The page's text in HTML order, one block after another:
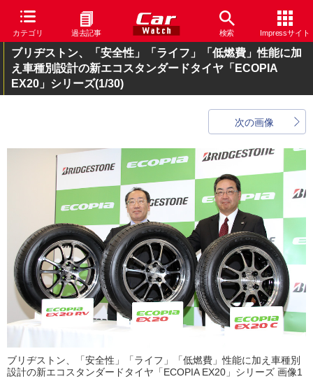
カテゴリ 過去記事 検索 Impressサイト
ブリヂストン、「安全性」「ライフ」「低燃費」性能に加
え車種別設計の新エコスタンダードタイヤ「ECOPIA
EX20」シリーズ(1/30)
次の画像
ブリヂストン、「安全性」「ライフ」「低燃費」性能に加え車種別
設計の新エコスタンダードタイヤ「ECOPIA EX20」シリーズ 画像1